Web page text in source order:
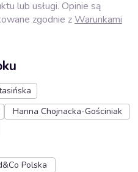
lub usługi. Opinie są
zgodnie zWarunkami
Hanna Chojnacka-Gościniak
Polska